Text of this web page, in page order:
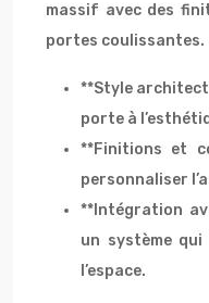
massif avec des
portes coulissantes.
**Style
porte à
**Finitions et
personnaliser
**Intégration
un système qui
l’espace.